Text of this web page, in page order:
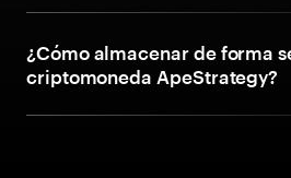
¿Cómo almacenar de forma
criptomoneda ApeStrategy?